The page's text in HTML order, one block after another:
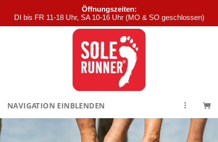
Öffnungszeiten:
DI bis FR 11-18 Uhr, SA 10-16 Uhr (MO & SO geschlossen)
NAVIGATION EINBLENDEN